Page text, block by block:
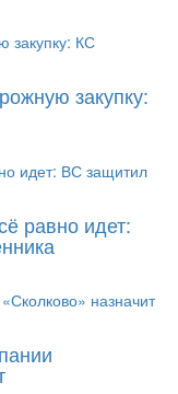
закупку:
равно идет: